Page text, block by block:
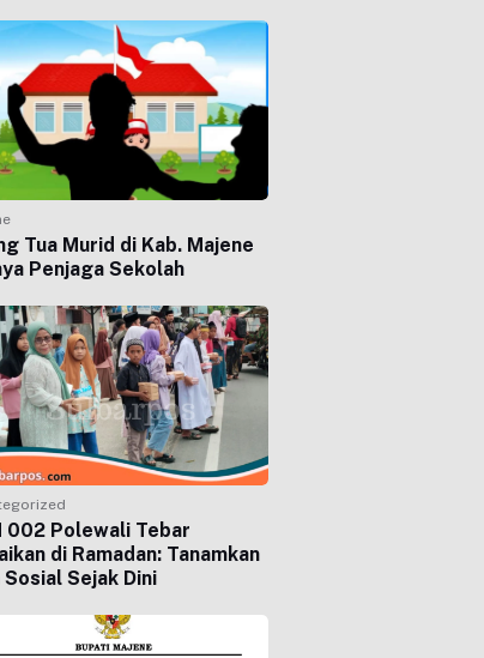
Tua Murid di Kab. Majene
Penjaga Sekolah
002 Polewali Tebar
di Ramadan: Tanamkan
Sosial Sejak Dini